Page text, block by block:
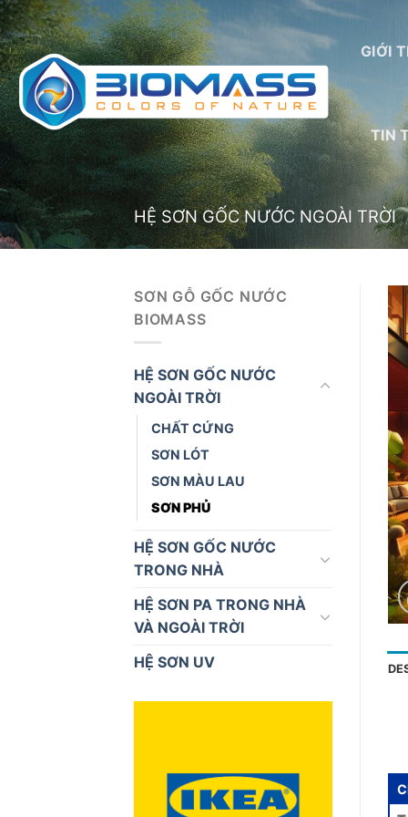
Skip
to
content
GIỚI
TIN
HỆ SƠN GỐC NƯỚC NGOÀI TRỜI
SƠN GỖ GỐC NƯỚC
BIOMASS
HỆ SƠN GỐC NƯỚC
NGOÀI TRỜI
CHẤT CỨNG
SƠN LÓT
SƠN MÀU LAU
SƠN PHỦ
HỆ SƠN GỐC NƯỚC
TRONG NHÀ
HỆ SƠN PA TRONG NHÀ
VÀ NGOÀI TRỜI
HỆ SƠN UV